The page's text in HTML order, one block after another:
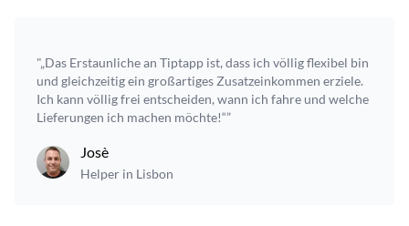
"„Das Erstaunliche an Tiptapp ist, dass ich völlig flexibel bin
und gleichzeitig ein großartiges Zusatzeinkommen erziele.
Ich kann völlig frei entscheiden, wann ich fahre und welche
Lieferungen ich machen möchte!“”
Josè
Helper in Lisbon